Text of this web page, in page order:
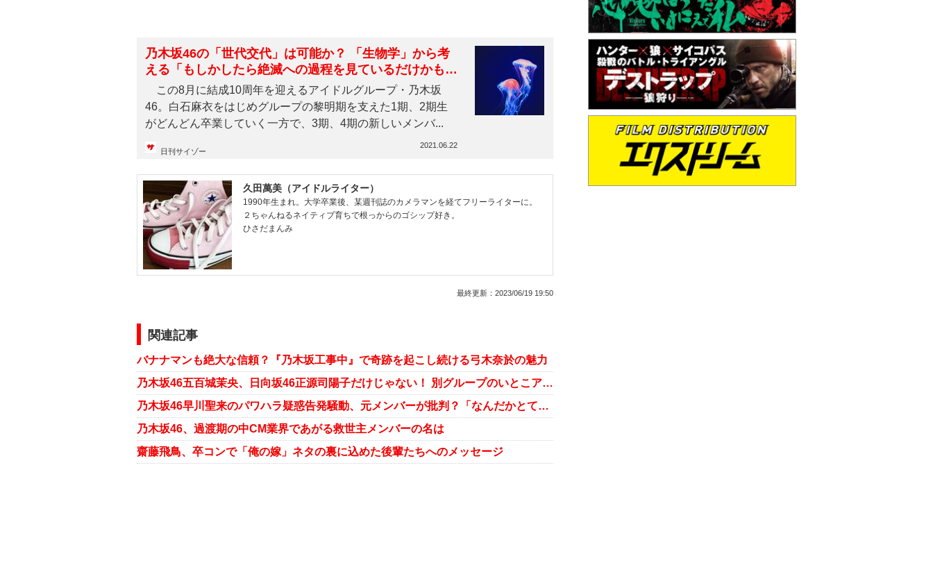
乃木坂46の「世代交代」は可能か？ 「生物学」から考
える「もしかしたら絶滅への過程を見ているだけかもし
れない」
この8月に結成10周年を迎えるアイドルグループ・乃木坂
46。白石麻衣をはじめグループの黎明期を支えた1期、2期生
がどんどん卒業していく一方で、3期、4期の新しいメンバ...
日刊サイゾー
2021.06.22
久田萬美（アイドルライター）
1990年生まれ。大学卒業後、某週刊誌のカメラマンを経てフリーライターに。
２ちゃんねるネイティブ育ちで根っからのゴシップ好き。
ひさだまんみ
最終更新： 2023/06/19 19:50
関連記事
バナナマンも絶大な信頼？『乃木坂工事中』で奇跡を起こし続ける弓木奈於の魅力
乃木坂46五百城茉央、日向坂46正源司陽子だけじゃない！ 別グループのいとこアイドルが多い理由
乃木坂46早川聖来のパワハラ疑惑告発騒動、元メンバーが批判？「なんだかとても違和感」
乃木坂46、過渡期の中CM業界であがる救世主メンバーの名は
齋藤飛鳥、卒コンで「俺の嫁」ネタの裏に込めた後輩たちへのメッセージ